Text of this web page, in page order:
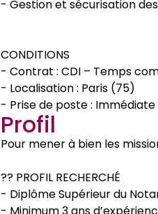
- Gestion et sécurisation
CONDITIONS
- Contrat : CDI – Temps
- Localisation : Paris (75)
- Prise de poste : Immédiate
Profil
Pour mener à bien les
?? PROFIL RECHERCHÉ
- Diplôme Supérieur du